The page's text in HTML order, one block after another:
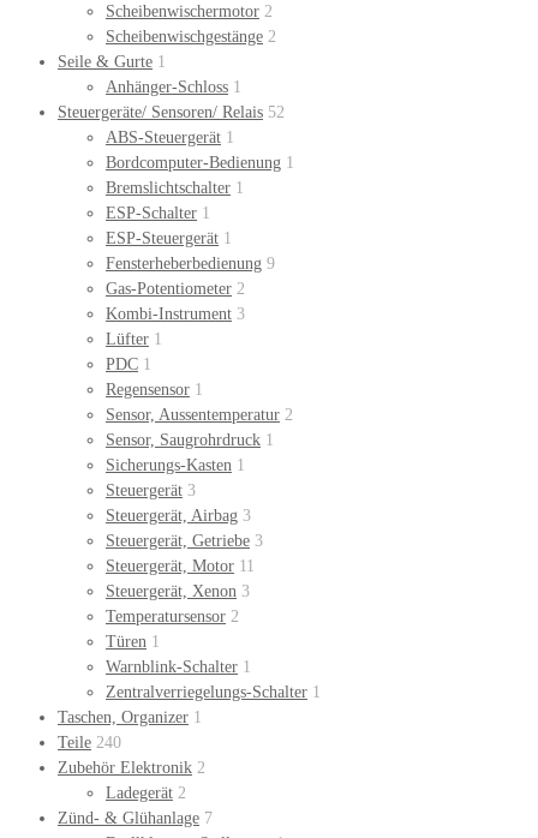
Scheibenwischermotor 2
Scheibenwischgestänge 2
Seile & Gurte 1
Anhänger-Schloss 1
Steuergeräte/ Sensoren/ Relais 52
ABS-Steuergerät 1
Bordcomputer-Bedienung 1
Bremslichtschalter 1
ESP-Schalter 1
ESP-Steuergerät 1
Fensterheberbedienung 9
Gas-Potentiometer 2
Kombi-Instrument 3
Lüfter 1
PDC 1
Regensensor 1
Sensor, Aussentemperatur 2
Sensor, Saugrohrdruck 1
Sicherungs-Kasten 1
Steuergerät 3
Steuergerät, Airbag 3
Steuergerät, Getriebe 3
Steuergerät, Motor 11
Steuergerät, Xenon 3
Temperatursensor 2
Türen 1
Warnblink-Schalter 1
Zentralverriegelungs-Schalter 1
Taschen, Organizer 1
Teile 240
Zubehör Elektronik 2
Ladegerät 2
Zünd- & Glühanlage 7